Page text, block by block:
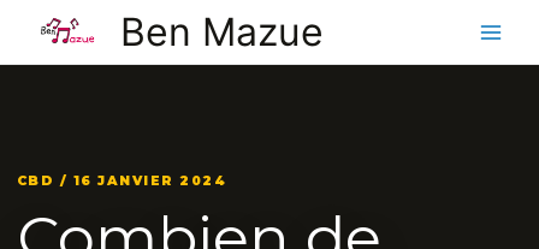
contenu
Ben Mazue
CBD / 16 JANVIER 2024